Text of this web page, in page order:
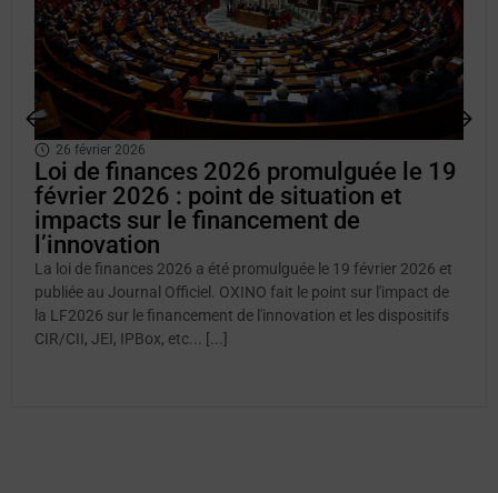
26 février 2026
Loi de finances 2026 promulguée le 19
février 2026 : point de situation et
impacts sur le financement de
l’innovation
La loi de finances 2026 a été promulguée le 19 février 2026 et
publiée au Journal Officiel. OXINO fait le point sur l'impact de
la LF2026 sur le financement de l'innovation et les dispositifs
CIR/CII, JEI, IPBox, etc... [...]